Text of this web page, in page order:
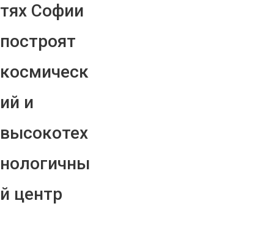
тях Софии
построят
космическ
ий и
высокотех
нологичны
й центр